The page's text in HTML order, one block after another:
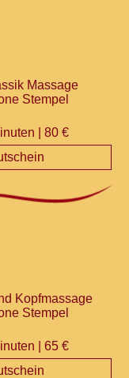
Massage
Stempel
| 80 €
Kopfmassage
Stempel
| 65 €